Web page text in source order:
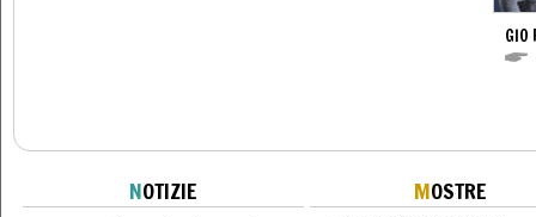
GIO
NOTIZIE MOSTRE